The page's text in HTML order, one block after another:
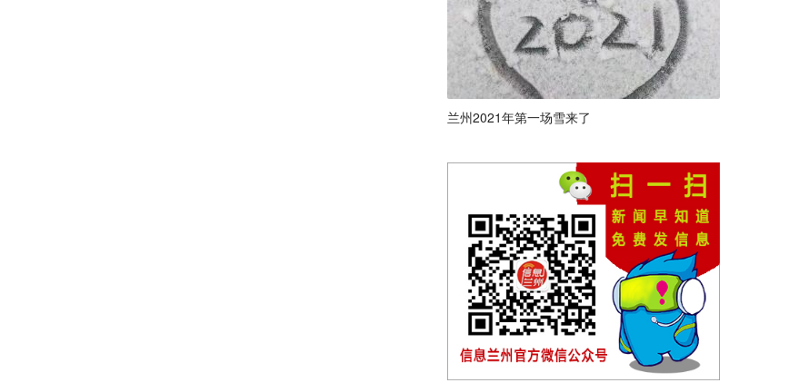
兰州2021年第一场雪来了